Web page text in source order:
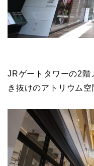
JRゲートタワーの2階
き抜けのアトリウム